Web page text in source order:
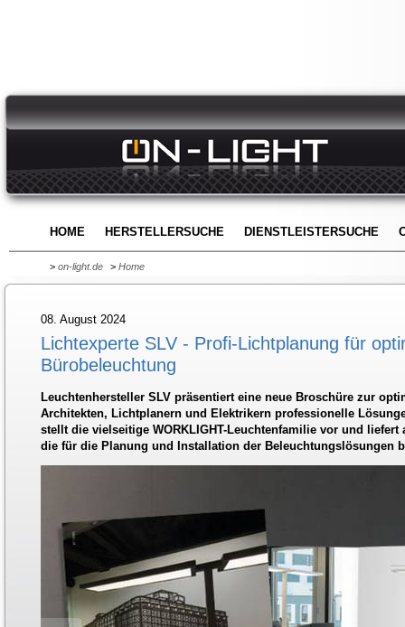
HOME HERSTELLERSUCHE DIENSTLEISTERSUCHE
> on-light.de > Home
08. August 2024
Lichtexperte SLV - Profi-Lichtplanung für
Bürobeleuchtung
Leuchtenhersteller SLV präsentiert eine neue Broschüre zur
Architekten, Lichtplanern und Elektrikern professionelle
stellt die vielseitige WORKLIGHT-Leuchtenfamilie vor und
die für die Planung und Installation der Beleuchtungslösungen